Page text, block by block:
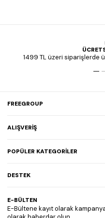
1499 TL üzeri siparişlerde
FREEGROUP
ALIŞVERİŞ
POPÜLER KATEGORİLER
DESTEK
E-BÜLTEN
E-Bültene kayıt olarak